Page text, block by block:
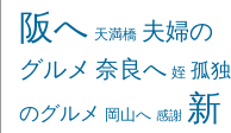
阪へ 天満橋 夫婦の
グルメ 奈良へ 姪 孤独
のグルメ
岡山へ 感謝 新